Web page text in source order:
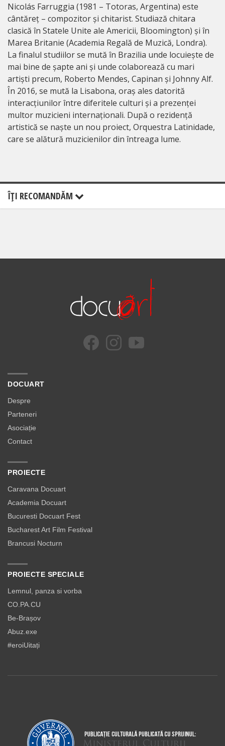
Nicolás Farruggia (1981 – Totoras, Argentina) este
cântăreț – compozitor și chitarist. Studiază chitara
clasică în Statele Unite ale Americii, Bloomington) și în
Marea Britanie (Academia Regală de Muzică, Londra).
La finalul studiilor se mută în Brazilia unde locuiește de
mai bine de șapte ani și unde colaborează cu mari
artiști precum, Roberto Mendes, Capinan și Johnny Alf.
În 2016, se mută la Lisabona, oraș ales datorită
interacțiunilor între diferitele culturi și a prezenței
multor muzicieni internaționali. După o rezidență
artistică se naște un nou proiect, Orquestra Latinidade,
care se alătură muzicienilor din întreaga lume.
ÎŢI RECOMANDĂM
DOCUART
Despre
Parteneri
Asociație
Contact
PROIECTE
Caravana Docuart
Academia Docuart
Bucuresti Docuart Fest
Bucharest Art Film Festival
Brancusi Nocturn
PROIECTE SPECIALE
Lemnul, panza si vorba
CO.PA.CU
Be-Brașov
Abuz.exe
#eroiUitați